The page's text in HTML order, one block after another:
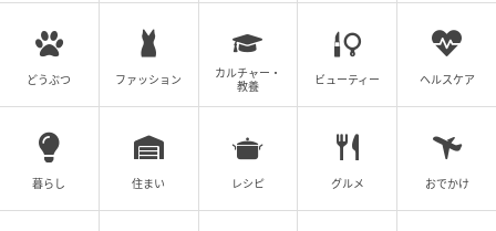
画像：東京おでんラブストーリー福岡天神店
おでんは、東京ならではの醤油がしっかり効いた色の
濃い出汁が特徴。
どうぶつ ファッション
カルチャー・
教養
ビューティー ヘルスケア
暮らし 住まい レシピ グルメ おでかけ